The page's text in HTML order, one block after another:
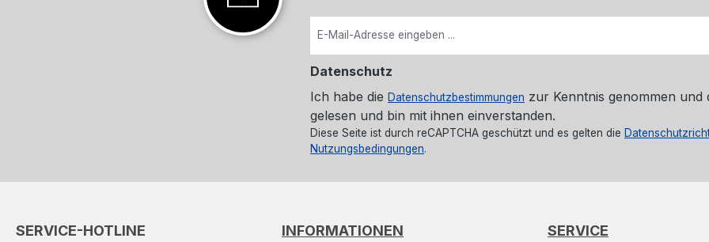
Datenschutz
Ich habe die Datenschutzbestimmungen zur Kenntnis genommen und
gelesen und bin mit ihnen einverstanden.
Diese Seite ist durch reCAPTCHA geschützt und es gelten die
Nutzungsbedingungen.
SERVICE-HOTLINE INFORMATIONEN SERVICE